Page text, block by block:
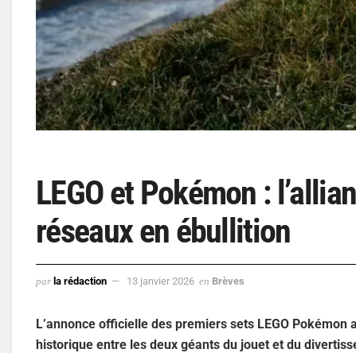
LEGO et Pokémon :
réseaux en ébullition
par la rédaction 13 janvier 2026 en Brèves
L’annonce officielle des premiers sets LEGO
historique entre les deux géants du jouet et du